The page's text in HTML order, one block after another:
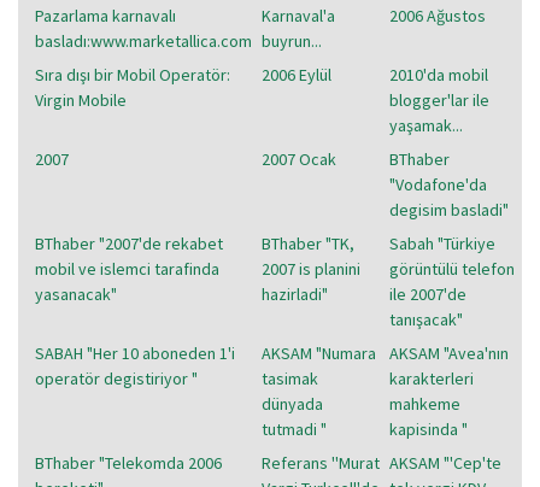
Pazarlama karnavalı
basladı:www.marketallica.com
Karnaval'a
buyrun...
2006 Ağustos
Sıra dışı bir Mobil Operatör:
Virgin Mobile
2006 Eylül
2010'da mobil
blogger'lar ile
yaşamak...
2007
2007 Ocak
BThaber
"Vodafone'da
degisim basladi"
BThaber "2007'de rekabet
mobil ve islemci tarafinda
yasanacak"
BThaber "TK,
2007 is planini
hazirladi"
Sabah "Türkiye
görüntülü telefon
ile 2007'de
tanışacak"
SABAH "Her 10 aboneden 1'i
operatör degistiriyor "
AKSAM "Numara
tasimak
dünyada
tutmadi "
AKSAM "Avea'nın
karakterleri
mahkeme
kapisinda "
BThaber "Telekomda 2006
Referans ''Murat AKSAM "'Cep'te